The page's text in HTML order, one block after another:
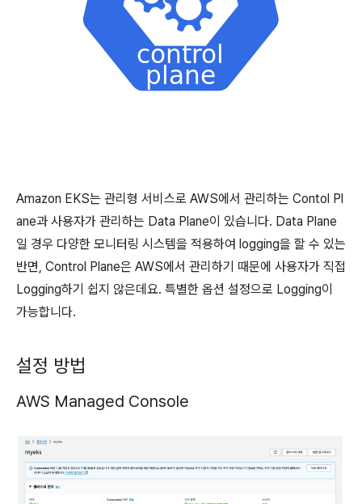
Amazon EKS는 관리형 서비스로 AWS에서 관리하는 Contol Pl
ane과 사용자가 관리하는 Data Plane이 있습니다. Data Plane
일 경우 다양한 모니터링 시스템을 적용하여 logging을 할 수 있는
반면, Control Plane은 AWS에서 관리하기 때문에 사용자가 직접
Logging하기 쉽지 않은데요. 특별한 옵션 설정으로 Logging이
가능합니다.
설정 방법
AWS Managed Console